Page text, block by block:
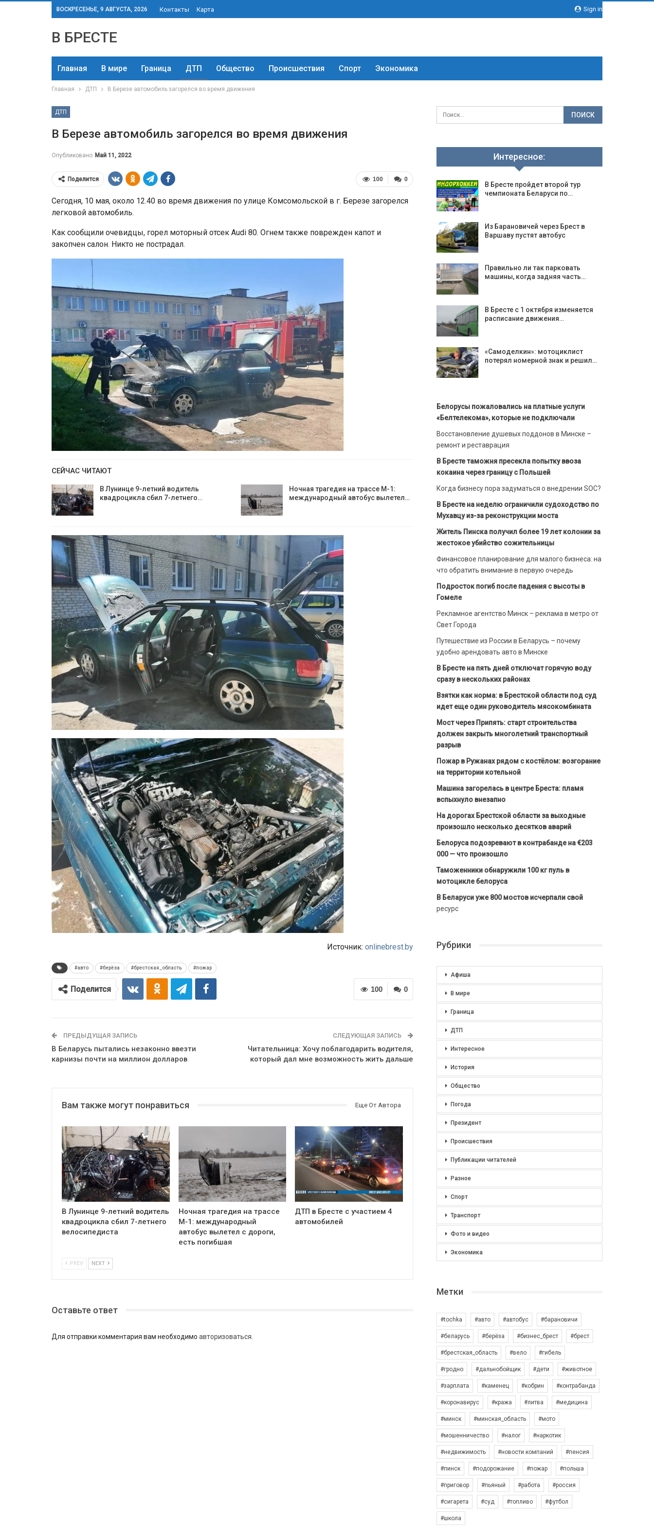
Sign in
ВОСКРЕСЕНЬЕ, 9 АВГУСТА, 2026 Контакты Карта
В БРЕСТЕ
Главная В мире Граница ДТП Общество Происшествия Спорт Экономика
Главная ДТП В Березе автомобиль загорелся во время движения
ДТП
В Березе автомобиль загорелся во время движения
Опубликовано Май 11, 2022
0
100
Поделится
Сегодня, 10 мая, около 12.40 во время движения по улице Комсомольской в г. Березе загорелся
легковой автомобиль.
Как сообщили очевидцы, горел моторный отсек Audi 80. Огнем также поврежден капот и
закопчен салон. Никто не пострадал.
СЕЙЧАС ЧИТАЮТ
В Лунинце 9-летний водитель
квадроцикла сбил 7-летнего…
Ночная трагедия на трассе М-1:
международный автобус вылетел…
Источник: onlinebrest.by
#авто #берёза #брестская_область #пожар
0
100
Поделится
ПРЕДЫДУЩАЯ ЗАПИСЬ
В Беларусь пытались незаконно ввезти
карнизы почти на миллион долларов
СЛЕДУЮЩАЯ ЗАПИСЬ
Читательница: Хочу поблагодарить водителя,
который дал мне возможность жить дальше
Вам также могут понравиться Еще От Автора
В Лунинце 9-летний водитель
квадроцикла сбил 7-летнего
велосипедиста
Ночная трагедия на трассе
М-1: международный
автобус вылетел с дороги,
есть погибшая
ДТП в Бресте с участием 4
автомобилей
PREV NEXT
Оставьте ответ
Для отправки комментария вам необходимо авторизоваться
Интересное:
В Бресте пройдет второй тур
чемпионата Беларуси по…
Из Барановичей через Брест в
Варшаву пустят автобус
Правильно ли так парковать
машины, когда задняя часть…
В Бресте с 1 октября изменяется
расписание движения…
«Самоделкин»: мотоциклист
потерял номерной знак и решил…
Белорусы пожаловались на платные услуги
«Белтелекома», которые не подключали
Восстановление душевых поддонов в Минске –
ремонт и реставрация
В Бресте таможня пресекла попытку ввоза
кокаина через границу с Польшей
Когда бизнесу пора задуматься о внедрении SOC?
В Бресте на неделю ограничили судоходство по
Мухавцу из-за реконструкции моста
Житель Пинска получил более 19 лет колонии за
жестокое убийство сожительницы
Финансовое планирование для малого бизнеса: на
что обратить внимание в первую очередь
Подросток погиб после падения с высоты в
Гомеле
Рекламное агентство Минск – реклама в метро от
Свет Города
Путешествие из России в Беларусь – почему
удобно арендовать авто в Минске
В Бресте на пять дней отключат горячую воду
сразу в нескольких районах
Взятки как норма: в Брестской области под суд
идет еще один руководитель мясокомбината
Мост через Припять: старт строительства
должен закрыть многолетний транспортный
разрыв
Пожар в Ружанах рядом с костёлом: возгорание
на территории котельной
Машина загорелась в центре Бреста: пламя
вспыхнуло внезапно
На дорогах Брестской области за выходные
произошло несколько десятков аварий
Белоруса подозревают в контрабанде на €203
000 — что произошло
Таможенники обнаружили 100 кг пуль в
мотоцикле белоруса
В Беларуси уже 800 мостов исчерпали свой
ресурс
Рубрики
Афиша
В мире
Граница
ДТП
Интересное
История
Общество
Погода
Президент
Происшествия
Публикации читателей
Разное
Спорт
Транспорт
Фото и видео
Экономика
Метки
#tochka #авто #автобус #барановичи
#беларусь #берёза #бизнес_брест #брест
#брестская_область #вело #гибель
#гродно #дальнобойщик #дети #животное
#зарплата #каменец #кобрин #контрабанда
#коронавирус #кража #литва #медицина
#минск #минская_область #мото
#мошенничество #налог #наркотик
#недвижимость #новости компаний #пенсия
#пинск #подорожание #пожар #польша
#приговор #пьяный #работа #россия
#сигарета #суд #топливо #футбол
#школа